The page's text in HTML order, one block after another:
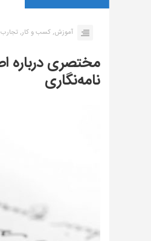
آموزش,کسب و کار,
مختصری درباره
نامه‌نگاری